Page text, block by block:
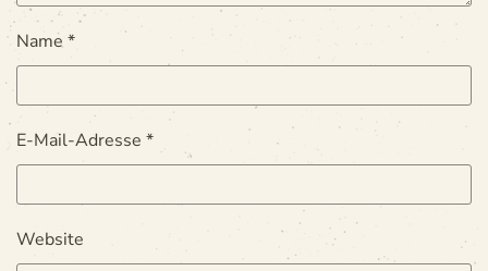
Name*
E-Mail-Adresse *
Website